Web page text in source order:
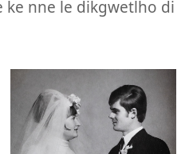
ke nne le dikgwetlho di